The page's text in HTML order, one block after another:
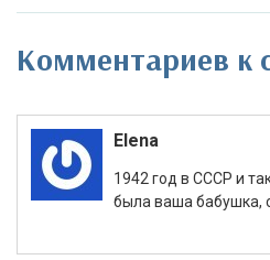
Комментариев к
Elena
1942 год в СССР и
была ваша бабушка,